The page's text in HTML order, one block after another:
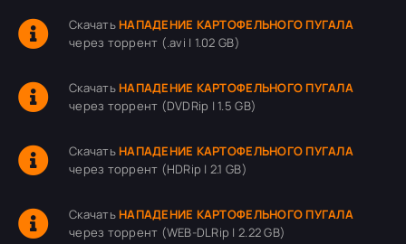
Скачать НАПАДЕНИЕ КАРТОФЕЛЬНОГО ПУГАЛА
через торрент (.avi | 1.02 GB)
Скачать НАПАДЕНИЕ КАРТОФЕЛЬНОГО ПУГАЛА
через торрент (DVDRip | 1.5 GB)
Скачать НАПАДЕНИЕ КАРТОФЕЛЬНОГО ПУГАЛА
через торрент (HDRip | 2.1 GB)
Скачать НАПАДЕНИЕ КАРТОФЕЛЬНОГО ПУГАЛА
через торрент (WEB-DLRip | 2.22 GB)